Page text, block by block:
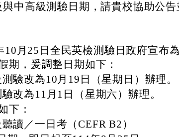
中高級測驗日期，請貴校協助公
10月25日全民英檢測驗日政府宣布
期，爰調整日期如下：
驗改為10月19日（星期日）辦理。
改為11月1日（星期六）辦理。
下：
讀／一日考（CEFR B2）